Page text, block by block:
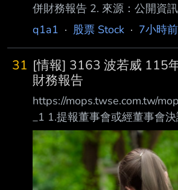
併財務報告 2. 來源：公開資
https://mops.twse.com.tw/
期:115/08/06 2.審計委員會通
3.財務報告或年度自結財務資
期
(XXX/XX/XX~XXX/XX/
30 4.1月1日累計至本期止營業
元):811,157 5.1月1日累計至
q1a1 · 股票 Stock · 7小時前
31 [情報] 3163 波若威 115
財務報告
https://mops.twse.com.tw/
_1 1.提報董事會或經董事會決
期:115/08/06 2.審計委員會
3.財務報告或年度自結財務資
期
(XXX/XX/XX~XXX/XX/